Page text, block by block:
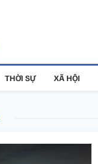
THỜI SỰ XÃ HỘI